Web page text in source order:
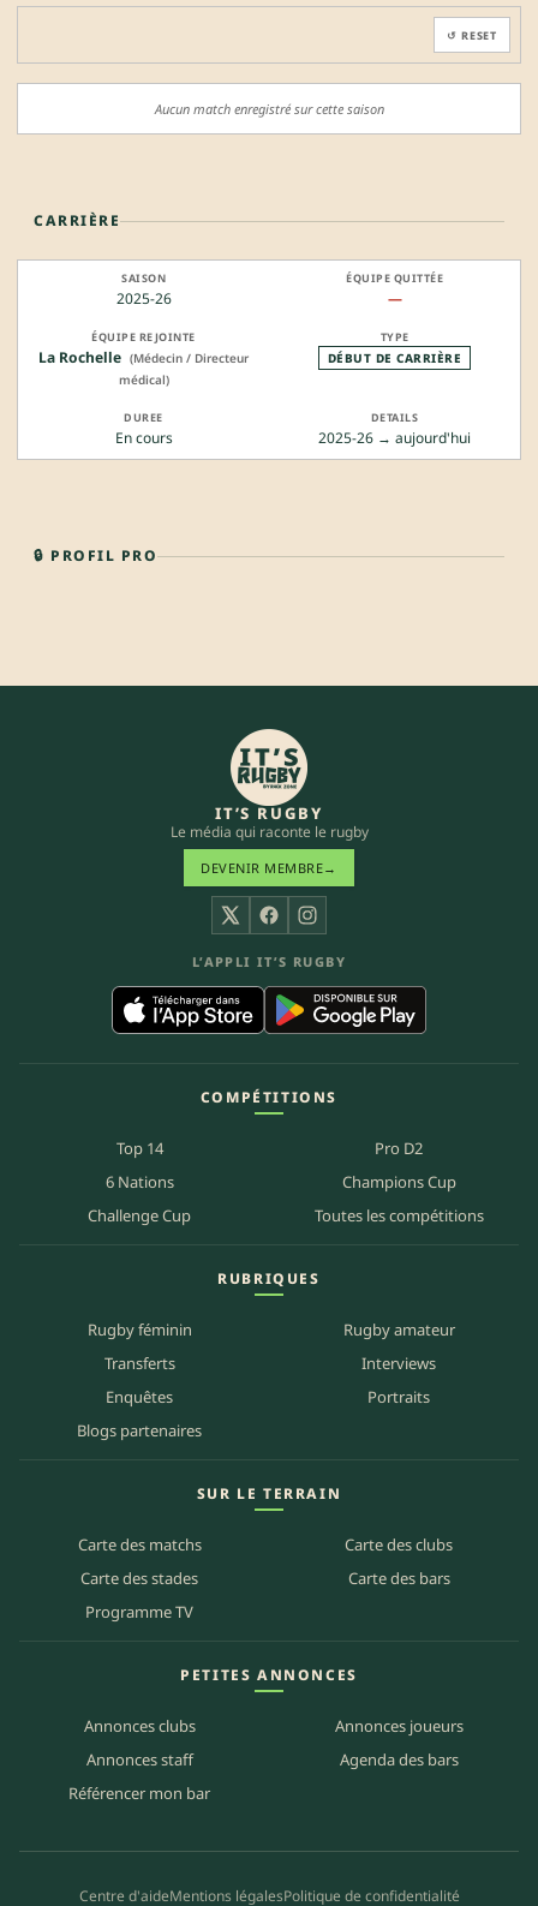
↺ RESET
Aucun match enregistré sur cette saison
CARRIÈRE
2025-26 —
La Rochelle (Médecin / Directeur
médical)
DÉBUT DE CARRIÈRE
En cours 2025-26 → aujourd'hui
🔒 PROFIL PRO
IT’S RUGBY
Le média qui raconte le rugby
DEVENIR MEMBRE→
X FacebookInstagram
L’APPLI IT’S RUGBY
COMPÉTITIONS
Top 14
Pro D2
6 Nations
Champions Cup
Challenge Cup
Toutes les compétitions
RUBRIQUES
Rugby féminin
Rugby amateur
Transferts
Interviews
Enquêtes
Portraits
Blogs partenaires
SUR LE TERRAIN
Carte des matchs
Carte des clubs
Carte des stades
Carte des bars
Programme TV
PETITES ANNONCES
Annonces clubs
Annonces joueurs
Annonces staff
Agenda des bars
Référencer mon bar
Centre d'aideMentions légalesPolitique de confidentialité